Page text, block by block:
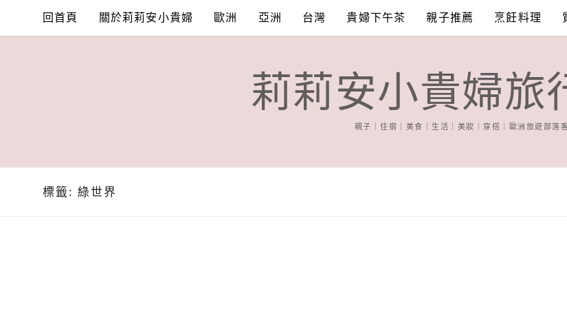
回首頁 關於莉莉安小貴婦 歐洲 亞洲 台灣 貴婦下午茶 親子推薦 烹飪料理
莉莉安小貴婦旅
親子｜住宿｜美食｜生活｜美妝｜穿搭｜歐洲旅遊部落
標籤: 綠世界